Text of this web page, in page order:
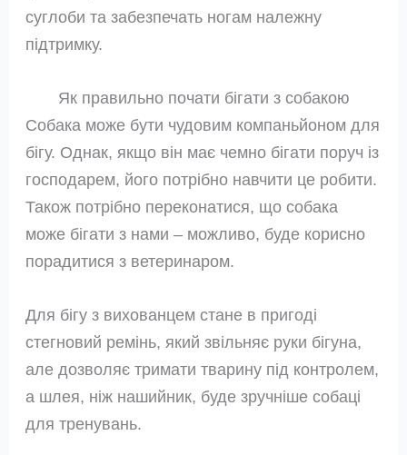
суглоби та забезпечать ногам належну
підтримку.
Як правильно почати бігати з собакою
Собака може бути чудовим компаньйоном для
бігу. Однак, якщо він має чемно бігати поруч із
господарем, його потрібно навчити це робити.
Також потрібно переконатися, що собака
може бігати з нами – можливо, буде корисно
порадитися з ветеринаром.
Для бігу з вихованцем стане в пригоді
стегновий ремінь, який звільняє руки бігуна,
але дозволяє тримати тварину під контролем,
а шлея, ніж нашийник, буде зручніше собаці
для тренувань.